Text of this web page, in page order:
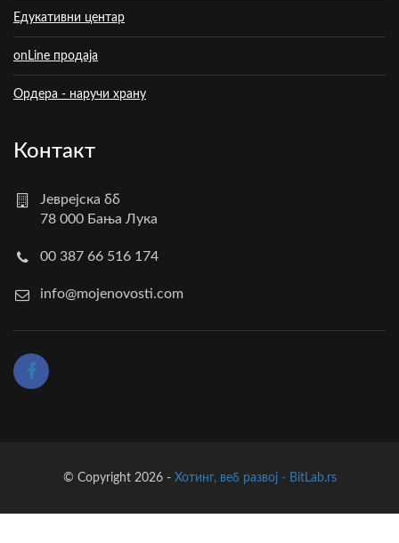
Едукативни центар
onLine продаја
Ордера - наручи храну
Контакт
Јеврејска бб
78 000 Бања Лука
00 387 66 516 174
info@mojenovosti.com
© Copyright 2026 - Хотинг, веб развој - BitLab.rs